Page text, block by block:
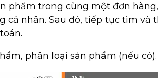
phẩm trong cùng một đơn
cá nhân. Sau đó, tiếp tục tìm và
phân loại sản phẩm (nếu có).